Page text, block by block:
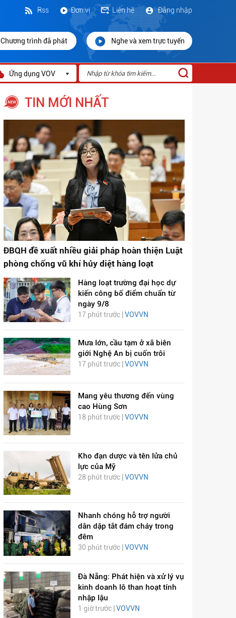
Đăng nhập
Liên hệ
Đơn vị
Rss
Chương trình đã phát Nghe và xem trực tuyến
Ứng dụng VOV
TIN MỚI NHẤT
ĐBQH đề xuất nhiều giải pháp hoàn thiện Luật
phòng chống vũ khí hủy diệt hàng loạt
Hàng loạt trường đại học dự
kiến công bố điểm chuẩn từ
ngày 9/8
17 phút trước | VOVVN
Mưa lớn, cầu tạm ở xã biên
giới Nghệ An bị cuốn trôi
17 phút trước | VOVVN
Mang yêu thương đến vùng
cao Hùng Sơn
18 phút trước | VOVVN
Kho đạn dược và tên lửa chủ
lực của Mỹ
28 phút trước | VOVVN
Nhanh chóng hỗ trợ người
dân dập tắt đám cháy trong
đêm
30 phút trước | VOVVN
Đà Nẵng: Phát hiện và xử lý vụ
kinh doanh lô than hoạt tính
nhập lậu
1 giờ trước | VOVVN